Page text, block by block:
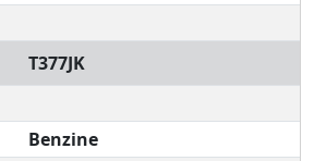
T377JK
Benzine